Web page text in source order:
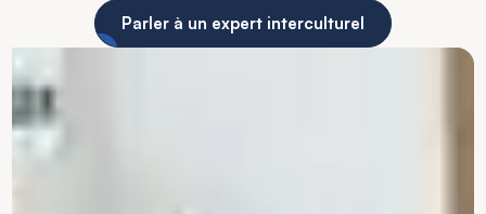
Parler à un expert interculturel